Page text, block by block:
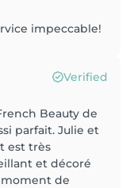
impeccable!
Verified
Beauty de
parfait. Julie et
est très
et décoré
de